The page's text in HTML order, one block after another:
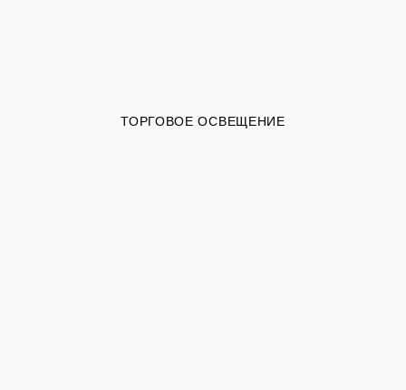
ТОРГОВОЕ ОСВЕЩЕНИЕ